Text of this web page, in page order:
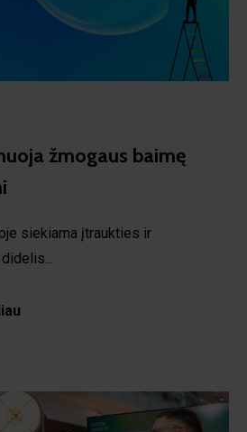
žmogaus baimę
siekiama įtraukties ir